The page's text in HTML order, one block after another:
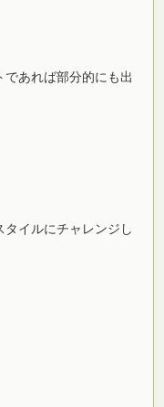
あれば部分的にも出
タイルにチャレンジし